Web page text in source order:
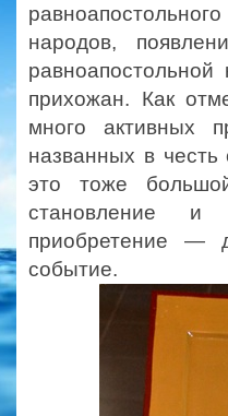
народов,
прихожан. Как
много активных
названных в
это тоже
становление и
приобретение —
событие.